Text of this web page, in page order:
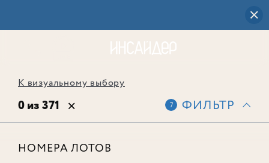
К визуальному выбору
0 из 371 7 ФИЛЬТР
НОМЕРА ЛОТОВ